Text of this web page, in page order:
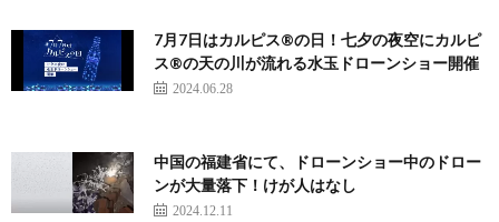
7月7日はカルピス®の日！七夕の夜空にカルピ
ス®の天の川が流れる水玉ドローンショー開催
2024.06.28
中国の福建省にて、ドローンショー中のドロー
ンが大量落下！けが人はなし
2024.12.11